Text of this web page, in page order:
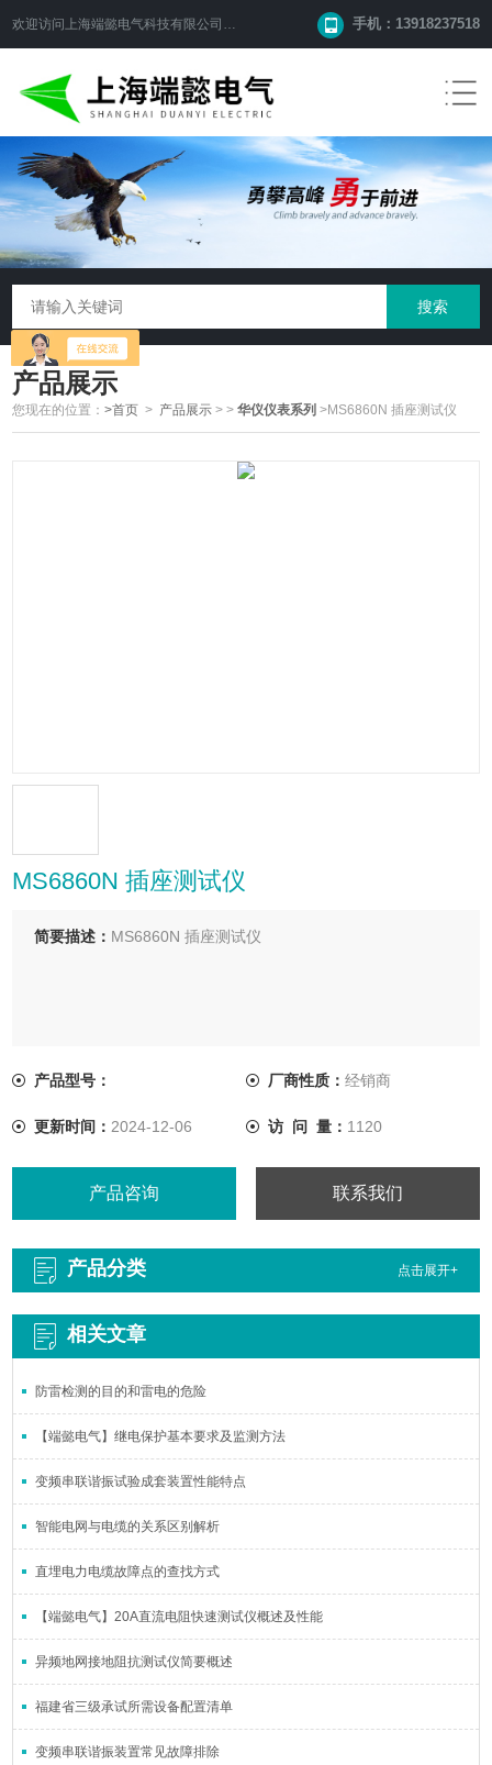
欢迎访问 上海端懿电气科技有限公司 网站！ 手机：13918237518
产品展示
您现在的位置：>首页 > 产品展示 >>华仪仪表系列 >MS6860N 插座测试仪
MS6860N 插座测试仪
简要描述： MS6860N 插座测试仪
产品型号： 厂商性质： 经销商
更新时间： 2024-12-06 访 问 量： 1120
产品咨询 联系我们
产品分类 点击展开+
相关文章
防雷检测的目的和雷电的危险
【端懿电气】继电保护基本要求及监测方法
变频串联谐振试验成套装置性能特点
智能电网与电缆的关系区别解析
直埋电力电缆故障点的查找方式
【端懿电气】20A直流电阻快速测试仪概述及性能
异频地网接地阻抗测试仪简要概述
福建省三级承试所需设备配置清单
变频串联谐振装置常见故障排除